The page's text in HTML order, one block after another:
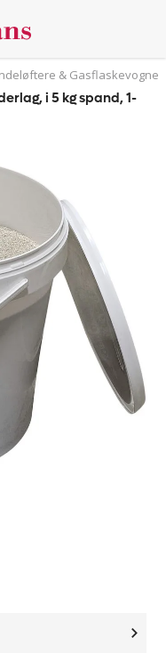
& Gasflaskevogne
i 5 kg spand, 1-